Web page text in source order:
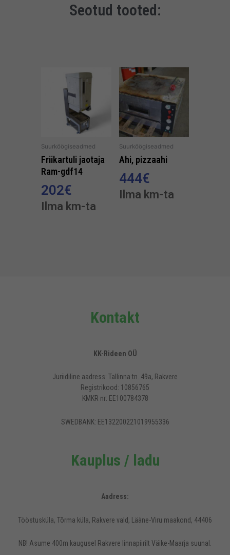
Seotud tooted:
Suurköögiseadmed
Friikartuli jaotaja
Ram-gdf14
202€
Ilma km-ta
Suurköögiseadmed
Ahi, pizzaahi
444€
Ilma km-ta
Kontakt
KK-Rideen OÜ
Juriidiline aadress: Tallinna tn. 49a, Rakvere
Registrikood: 10856765
KMKR nr: EE100784378
SWEDBANK: EE132200221019955336
Kauplus / ladu
Aadress:
Tööstusküla, Tõrma küla, Rakvere vald, Lääne-Viru maakond, 44406
NB! Asume 400m kaugusel Rakvere linnapiirilt Väike-Maarja suunal.